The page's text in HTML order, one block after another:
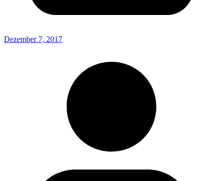
Dezember 7, 2017